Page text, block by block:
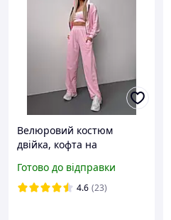
Велюровий костюм
двійка, кофта на
штани палаццо
Готово до відправки
4.6 (23)